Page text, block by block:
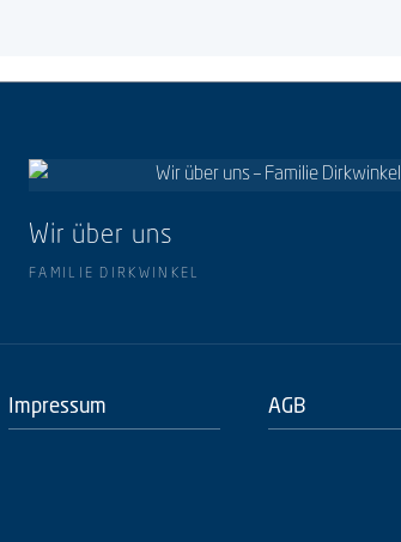
Wir über uns
FAMILIE DIRKWINKEL
Impressum AGB